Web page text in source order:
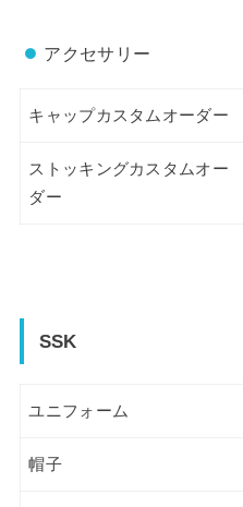
アクセサリー
キャップカスタムオーダー
ストッキングカスタムオー
ダー
SSK
ユニフォーム
帽子